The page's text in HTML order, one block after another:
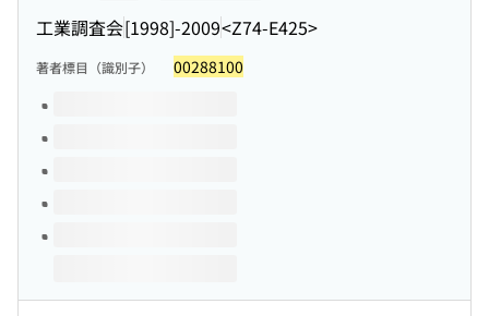
工業調査会[1998]-2009<Z74-E425>
著者標目（識別子） 00288100
このタイトルの巻号